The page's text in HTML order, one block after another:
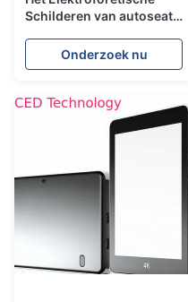
Schilderen van autoseat,
Gevaarlijke Laag Van
kationen niet -
Onderzoek nu